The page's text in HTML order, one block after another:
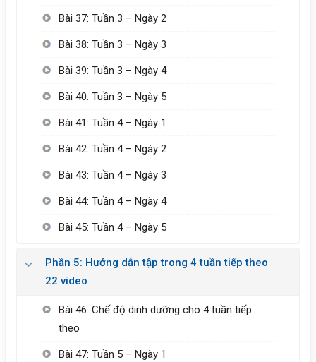
Bài 37: Tuần 3 – Ngày 2
Bài 38: Tuần 3 – Ngày 3
Bài 39: Tuần 3 – Ngày 4
Bài 40: Tuần 3 – Ngày 5
Bài 41: Tuần 4 – Ngày 1
Bài 42: Tuần 4 – Ngày 2
Bài 43: Tuần 4 – Ngày 3
Bài 44: Tuần 4 – Ngày 4
Bài 45: Tuần 4 – Ngày 5
Phần 5: Hướng dẫn tập trong 4 tuần tiếp theo
22 video
Bài 46: Chế độ dinh dưỡng cho 4 tuần tiếp
theo
Bài 47: Tuần 5 – Ngày 1